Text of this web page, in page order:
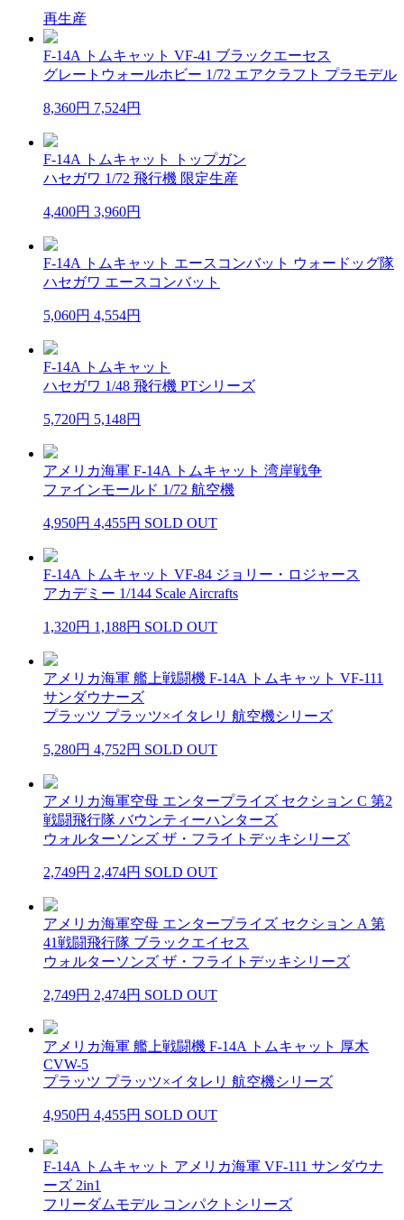
再生産
F-14A トムキャット VF-41 ブラックエーセス
グレートウォールホビー 1/72 エアクラフト プラモデル
8,360円 7,524円
F-14A トムキャット トップガン
ハセガワ 1/72 飛行機 限定生産
4,400円 3,960円
F-14A トムキャット エースコンバット ウォードッグ隊
ハセガワ エースコンバット
5,060円 4,554円
F-14A トムキャット
ハセガワ 1/48 飛行機 PTシリーズ
5,720円 5,148円
アメリカ海軍 F-14A トムキャット 湾岸戦争
ファインモールド 1/72 航空機
4,950円 4,455円 SOLD OUT
F-14A トムキャット VF-84 ジョリー・ロジャース
アカデミー 1/144 Scale Aircrafts
1,320円 1,188円 SOLD OUT
アメリカ海軍 艦上戦闘機 F-14A トムキャット VF-111
サンダウナーズ
プラッツ プラッツ×イタレリ 航空機シリーズ
5,280円 4,752円 SOLD OUT
アメリカ海軍空母 エンタープライズ セクション C 第2
戦闘飛行隊 バウンティーハンターズ
ウォルターソンズ ザ・フライトデッキシリーズ
2,749円 2,474円 SOLD OUT
アメリカ海軍空母 エンタープライズ セクション A 第
41戦闘飛行隊 ブラックエイセス
ウォルターソンズ ザ・フライトデッキシリーズ
2,749円 2,474円 SOLD OUT
アメリカ海軍 艦上戦闘機 F-14A トムキャット 厚木
CVW-5
プラッツ プラッツ×イタレリ 航空機シリーズ
4,950円 4,455円 SOLD OUT
F-14A トムキャット アメリカ海軍 VF-111 サンダウナ
ーズ 2in1
フリーダムモデル コンパクトシリーズ